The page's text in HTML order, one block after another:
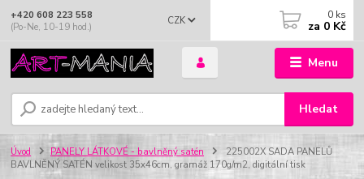
Menu
CZK
Hledat
+420 608 223 558
(Po-Ne, 10-19 hod.)
0 ks
za 0 Kč
Úvod PANELY LÁTKOVÉ - bavlněný satén
225002X SADA PANELŮ
BAVLNĚNÝ SATÉN velikost 35x46cm, gramáž 170g/m2, digitální tisk